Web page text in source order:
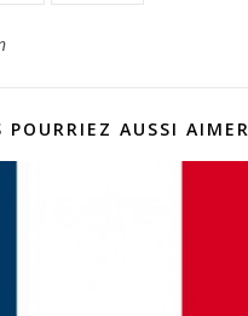
POURRIEZ AUSSI AIMER